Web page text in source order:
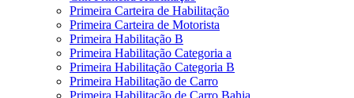
Primeira Carteira de Habilitação
Primeira Carteira de Motorista
Primeira Habilitação B
Primeira Habilitação Categoria a
Primeira Habilitação Categoria B
Primeira Habilitação de Carro
Primeira Habilitação de Carro Bahia